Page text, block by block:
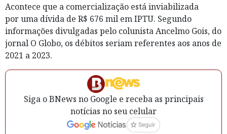
Acontece que a comercialização está inviabilizada
por uma dívida de R$ 676 mil em IPTU. Segundo
informações divulgadas pelo colunista Ancelmo Gois, do
jornal O Globo, os débitos seriam referentes aos anos de
2021 a 2023.
Siga o BNews no Google e receba as principais
notícias no seu celular